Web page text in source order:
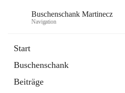
Buschenschank Martinecz
Navigation
Start
Buschenschank
Beiträge
Artikel
in